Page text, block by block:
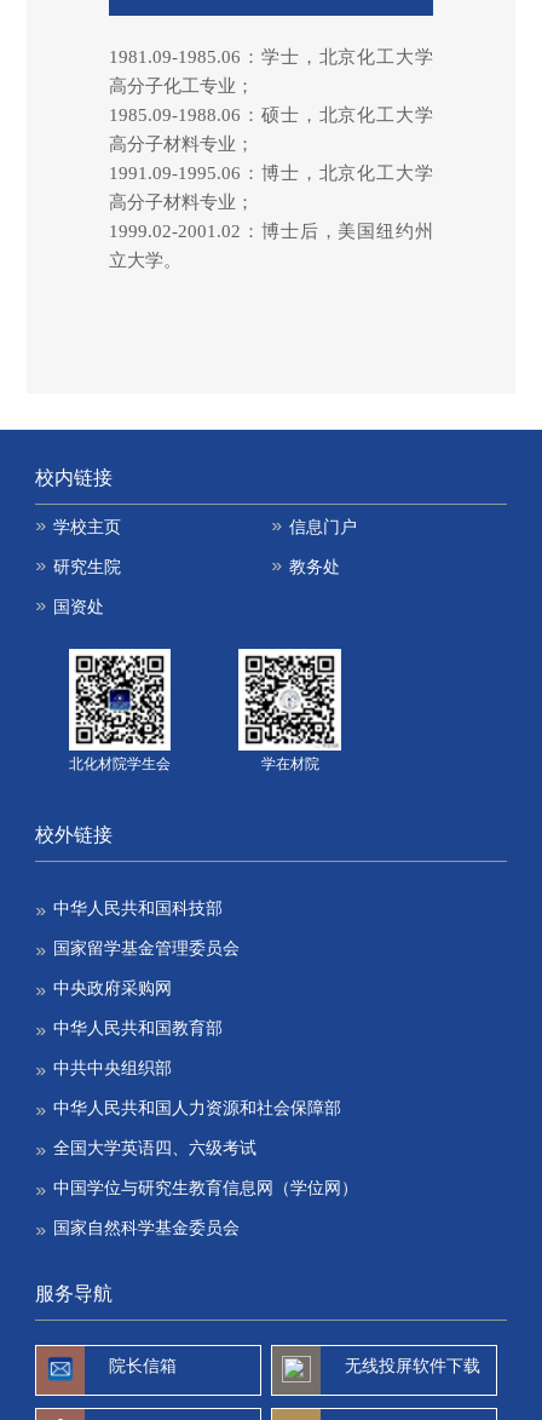
1981.09-1985.06：学士，北京化工大学
高分子化工专业；
1985.09-1988.06：硕士，北京化工大学
高分子材料专业；
1991.09-1995.06：博士，北京化工大学
高分子材料专业；
1999.02-2001.02：博士后，美国纽约州
立大学。
校内链接
学校主页 信息门户
研究生院 教务处
国资处
北化材院学生会 学在材院
校外链接
中华人民共和国科技部
国家留学基金管理委员会
中央政府采购网
中华人民共和国教育部
中共中央组织部
中华人民共和国人力资源和社会保障部
全国大学英语四、六级考试
中国学位与研究生教育信息网（学位网）
国家自然科学基金委员会
服务导航
院长信箱 无线投屏软件下载